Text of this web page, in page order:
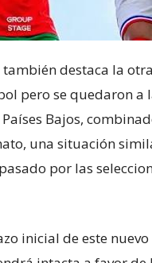
destaca la
pero se quedaron a
Bajos,
una situación
por las
inicial de este